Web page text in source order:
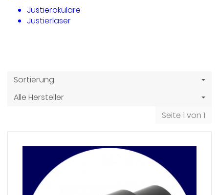
Justierokulare
Justierlaser
Sortierung
Alle Hersteller
Seite 1 von 1